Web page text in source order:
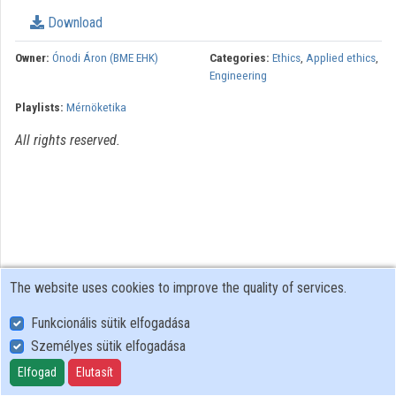
Organization playlists
Organizations
Download
Owner: Ónodi Áron (BME EHK) Categories: Ethics, Applied ethics,
Engineering
Playlists: Mérnöketika
All rights reserved.
User Policy
Adatkezelési tájékoztató (en)
Cookie Policy
The website uses cookies to improve the quality of services.
Funkcionális sütik elfogadása
Személyes sütik elfogadása
Elfogad Elutasít